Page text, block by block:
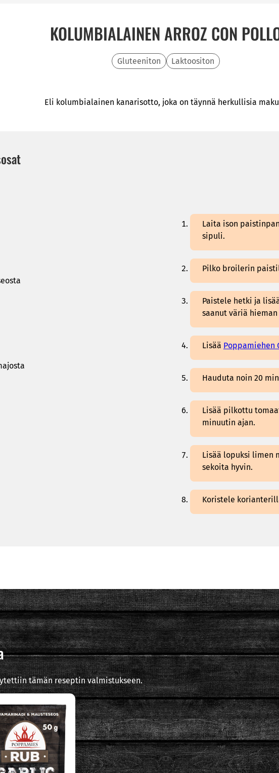
KOLUMBIALAINEN ARROZ CON
Gluteeniton Laktoositon
Eli kolumbialainen kanarisotto, joka on täynnä herkullisia
Laita ison
sipuli.
Pilko broilerin
Paistele hetki ja
saanut väriä
Lisää Poppamiehen
Hauduta noin 20
Lisää pilkottu
minuutin ajan.
Lisää lopuksi limen
sekoita hyvin.
Koristele
tämän reseptin valmistukseen.